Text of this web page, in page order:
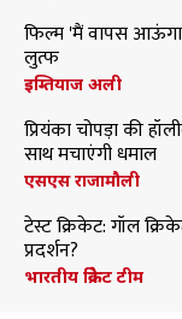
फिल्म 'मैं वापस
लुत्फ
इम्तियाज अली
प्रियंका चोपड़ा की
साथ मचाएंगी धमाल
एसएस राजामौली
टेस्ट क्रिकेट: गॉल
प्रदर्शन?
भारतीय क्रिकेट टीम